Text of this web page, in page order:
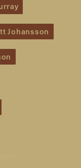
Johansson